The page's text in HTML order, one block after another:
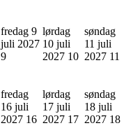
fredag 9
juli 2027
9
lørdag
10 juli
2027 10
søndag
11 juli
2027 11
fredag
16 juli
2027 16
lørdag
17 juli
2027 17
søndag
18 juli
2027 18